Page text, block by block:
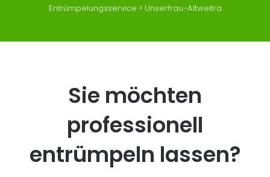
Entrümpelungsservice > Unserfrau-Altweitra
Sie möchten
professionell
entrümpeln lassen?